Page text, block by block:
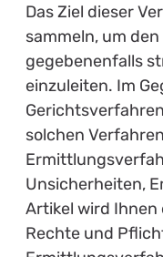
Das Ziel dieser
sammeln, um
gegebenenfalls
einzuleiten. Im
solchen
Unsicherheiten,
Artikel wird Ihnen
Rechte und